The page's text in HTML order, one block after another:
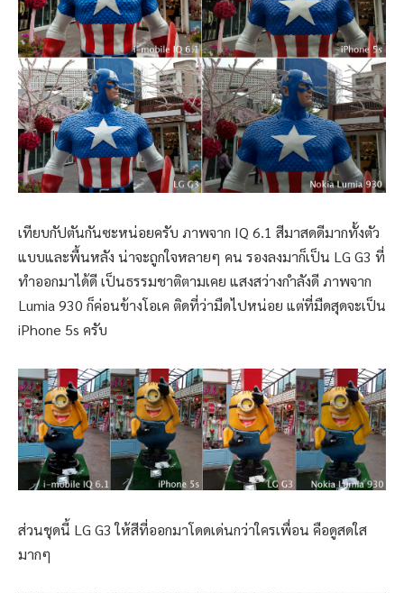
เทียบกัปตันกันซะหน่อยครับ ภาพจาก IQ 6.1 สีมาสดดีมากทั้งตัว
แบบและพื้นหลัง น่าจะถูกใจหลายๆ คน รองลงมาก็เป็น LG G3 ที่
ทำออกมาได้ดี เป็นธรรมชาติตามเคย แสงสว่างกำลังดี ภาพจาก
Lumia 930 ก็ค่อนข้างโอเค ติดที่ว่ามืดไปหน่อย แต่ที่มืดสุดจะเป็น
iPhone 5s ครับ
ส่วนชุดนี้ LG G3 ให้สีที่ออกมาโดดเด่นกว่าใครเพื่อน คือดูสดใส
มากๆ